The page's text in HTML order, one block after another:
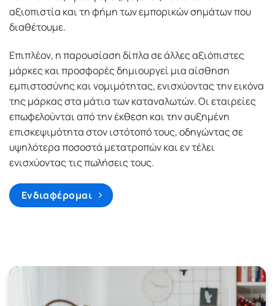
αξιοπιστία και τη φήμη των εμπορικών σημάτων που
διαθέτουμε.
Επιπλέον, η παρουσίαση δίπλα σε άλλες αξιόπιστες
μάρκες και προσφορές δημιουργεί μια αίσθηση
εμπιστοσύνης και νομιμότητας, ενισχύοντας την εικόνα
της μάρκας στα μάτια των καταναλωτών. Οι εταιρείες
επωφελούνται από την έκθεση και την αυξημένη
επισκεψιμότητα στον ιστότοπό τους, οδηγώντας σε
υψηλότερα ποσοστά μετατροπών και εν τέλει
ενισχύοντας τις πωλήσεις τους.
Ενδιαφέρομαι